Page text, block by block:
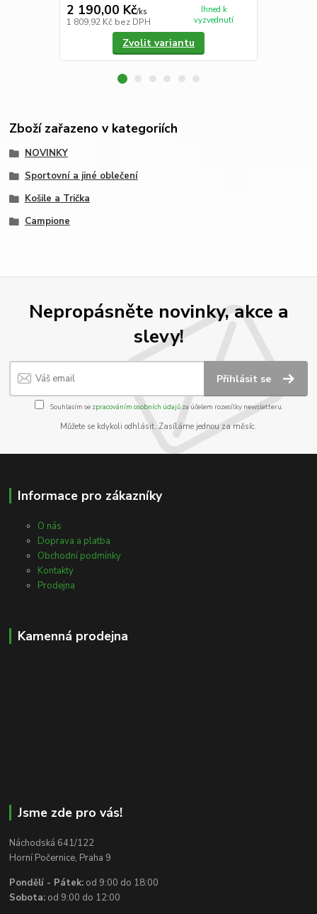
2 190,00 Kč/ks
1 809,92 Kč bez DPH
Ihned k
vyzvednutí
Zvolit variantu
Zboží zařazeno v kategoriích
NOVINKY
Sportovní a jiné oblečení
Košile a Trička
Campione
Nepropásněte novinky, akce a
slevy!
Přihlásit se
Souhlasím se zpracováním osobních údajůza účelem rozesílky newsletteru.
Můžete se kdykoli odhlásit. Zasíláme jednou za měsíc.
Informace pro zákazníky
O nás
Doprava a platba
Obchodní podmínky
Kontakty
Prodejna
Kamenná prodejna
Jsme zde pro vás!
Náchodská 641/122
Horní Počernice, Praha 9
Pondělí - Pátek: od 9:00 do 18:00
Sobota: od 9:00 do 12:00